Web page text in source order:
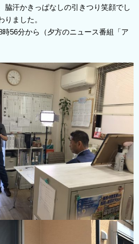
脇汗かきっぱなしの引きつり笑顔でし
りました。
56分から（夕方のニュース番組「ア